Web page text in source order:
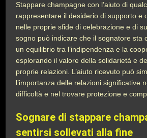
Stappare champagne con l’aiuto di
rappresentare il desiderio di supporto e
nelle proprie sfide di celebrazione e di
sogno può indicare che il sognatore sta
un equilibrio tra l’indipendenza e la
esplorando il valore della solidarietà e
proprie relazioni. L’aiuto ricevuto può
l’importanza delle relazioni significative
difficoltà e nel trovare protezione e
Sognare di stappare
sentirsi sollevati alla fine